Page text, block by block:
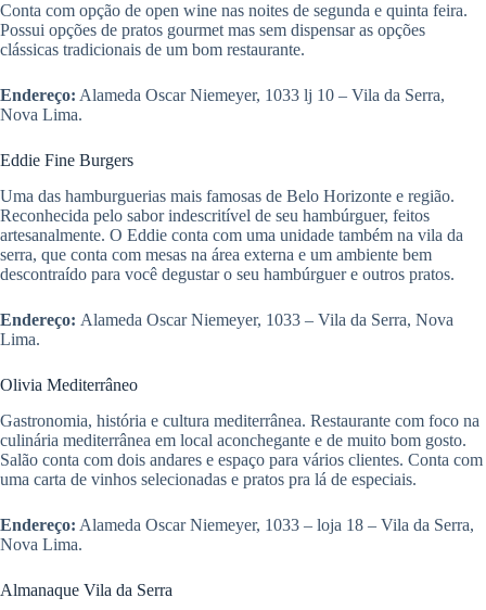
Conta com opção de open wine nas noites de segunda e quinta feira.
Possui opções de pratos gourmet mas sem dispensar as opções
clássicas tradicionais de um bom restaurante.
Endereço: Alameda Oscar Niemeyer, 1033 lj 10 – Vila da Serra,
Nova Lima.
Eddie Fine Burgers
Uma das hamburguerias mais famosas de Belo Horizonte e região.
Reconhecida pelo sabor indescritível de seu hambúrguer, feitos
artesanalmente. O Eddie conta com uma unidade também na vila da
serra, que conta com mesas na área externa e um ambiente bem
descontraído para você degustar o seu hambúrguer e outros pratos.
Endereço: Alameda Oscar Niemeyer, 1033 – Vila da Serra, Nova
Lima.
Olivia Mediterrâneo
Gastronomia, história e cultura mediterrânea. Restaurante com foco na
culinária mediterrânea em local aconchegante e de muito bom gosto.
Salão conta com dois andares e espaço para vários clientes. Conta com
uma carta de vinhos selecionadas e pratos pra lá de especiais.
Endereço: Alameda Oscar Niemeyer, 1033 – loja 18 – Vila da Serra,
Nova Lima.
Almanaque Vila da Serra